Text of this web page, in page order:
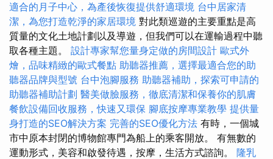
適合的月子中心，為產後恢復提供舒適環境 台中居家清
潔，為您打造乾淨的家居環境 對此類巡遊的主要重點是高
質量的文化土地計劃以及導遊，但我們可以在運輸過程中聽
取各種主題。 設計專家幫您量身定做的房間設計 歐式外
燴，品味精緻的歐式餐點 助聽器推薦，選擇最適合您的助
聽器品牌與型號 台中泡腳服務 助聽器補助，探索可申請的
助聽器補助計劃 醫美做臉服務，徹底清潔和保養你的肌膚
餐飲設備回收服務，快速又環保 腳底按摩專業教學 提供量
身打造的SEO解決方案 完善的SEO優化方法 有時，一個城
市中原本封閉的博物館專門為船上的乘客開放。 有無數的
運動形式，美容和啟發待遇，按摩，生活方式諮詢。 隆乳